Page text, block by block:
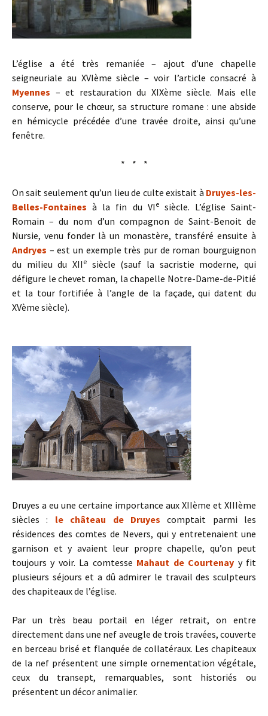
L’église a été très remaniée – ajout d’une chapelle
seigneuriale au XVIème siècle – voir l’article consacré à
Myennes – et restauration du XIXème siècle. Mais elle
conserve, pour le chœur, sa structure romane : une abside
en hémicycle précédée d’une travée droite, ainsi qu’une
fenêtre.
* * *
On sait seulement qu’un lieu de culte existait à Druyes-les-
Belles-Fontaines à la fin du VI esiècle. L’église Saint-
Romain – du nom d’un compagnon de Saint-Benoit de
Nursie, venu fonder là un monastère, transféré ensuite à
Andryes – est un exemple très pur de roman bourguignon
du milieu du XII e siècle (sauf la sacristie moderne, qui
défigure le chevet roman, la chapelle Notre-Dame-de-Pitié
et la tour fortifiée à l’angle de la façade, qui datent du
XVème siècle).
Druyes a eu une certaine importance aux XIIème et XIIIème
siècles : le château de Druyes comptait parmi les
résidences des comtes de Nevers, qui y entretenaient une
garnison et y avaient leur propre chapelle, qu’on peut
toujours y voir. La comtesse Mahaut de Courtenay y fit
plusieurs séjours et a dû admirer le travail des sculpteurs
des chapiteaux de l’église.
Par un très beau portail en léger retrait, on entre
directement dans une nef aveugle de trois travées, couverte
en berceau brisé et flanquée de collatéraux. Les chapiteaux
de la nef présentent une simple ornementation végétale,
ceux du transept, remarquables, sont historiés ou
présentent un décor animalier.